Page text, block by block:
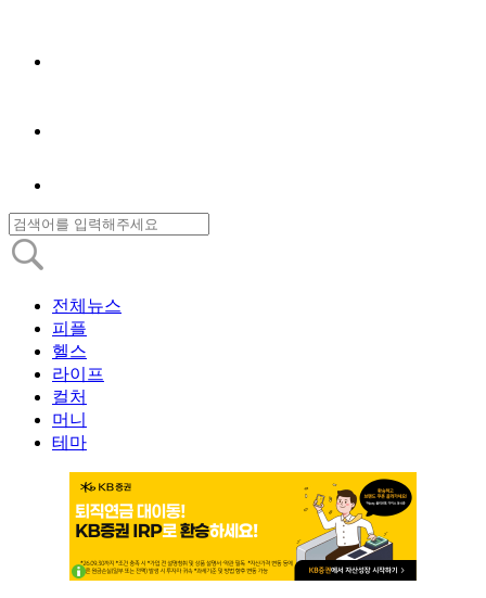
전체뉴스
피플
헬스
라이프
컬처
머니
테마